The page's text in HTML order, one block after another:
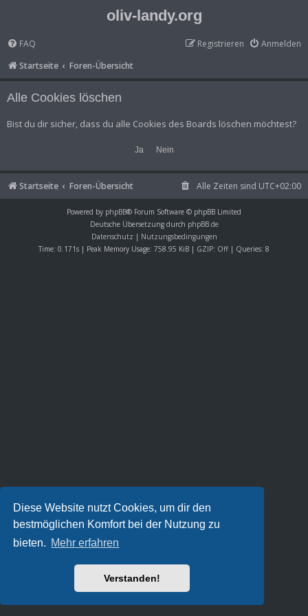
Diese Website nutzt Cookies, um dir den
bestmöglichen Komfort bei der Nutzung zu
bieten. Mehr erfahren
Verstanden!
oliv-landy.org
FAQ Anmelden
Registrieren
Startseite
Foren-Übersicht
Alle Cookies löschen
Bist du dir sicher, dass du alle Cookies des Boards löschen möchtest?
Startseite Foren-Übersicht Alle Zeiten sind UTC+02:00
Powered by phpBB® Forum Software © phpBB Limited
Deutsche Übersetzung durch phpBB.de
Datenschutz | Nutzungsbedingungen
Time: 0.171s | Peak Memory Usage: 758.95 KiB | GZIP: Off | Queries: 8